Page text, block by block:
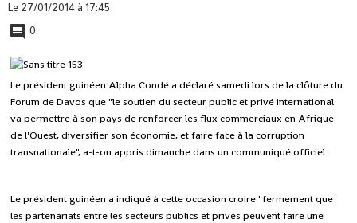
Le 27/01/2014à 17:45
0
Le président guinéen Alpha Condé a déclaré samedi lors de la clôture du
Forum de Davos que "le soutien du secteur public et privé international
va permettre à son pays de renforcer les flux commerciaux en Afrique
de l'Ouest, diversifier son économie, et faire face à la corruption
transnationale", a-t-on appris dimanche dans un communiqué officiel.
Le président guinéen a indiqué à cette occasion croire "fermement que
les partenariats entre les secteurs publics et privés peuvent faire une